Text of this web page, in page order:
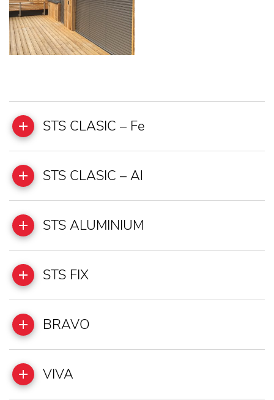
STS CLASIC – Fe
STS CLASIC – Al
STS ALUMINIUM
STS FIX
BRAVO
VIVA